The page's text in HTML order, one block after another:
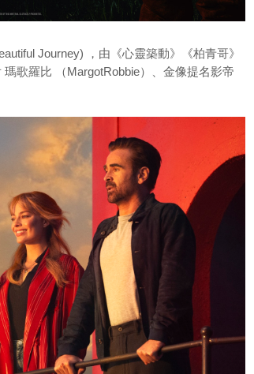
Journey) ，由 《心靈築動》《柏青哥》
歌羅比 （MargotRobbie）、金像提名影帝